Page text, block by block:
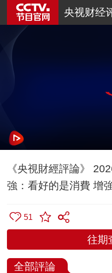
央视财经
《央視財經評論》
強：看好的是消費 增
51
往期
全部評論